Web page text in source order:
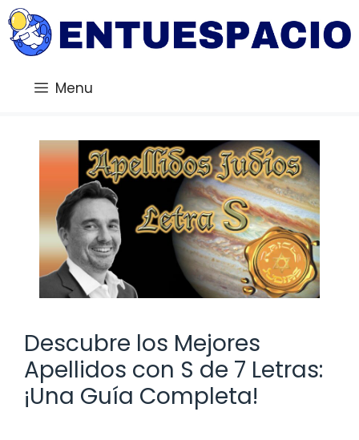
Saltar
al
contenido
Menu
Descubre los Mejores
Apellidos con S de 7 Letras:
¡Una Guía Completa!